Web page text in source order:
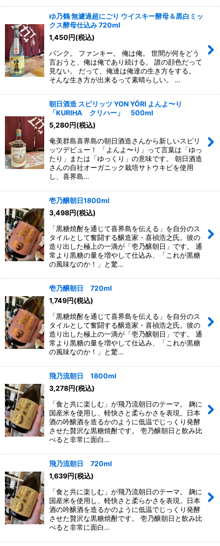
ゆ乃鶴 無濾過超にごり ウイスキー酵母＆黒白ミッ
クス酵母仕込み 720ml
1,450円(税込)
パンク。 ファンキー。 俺は俺。 世間が何をどう
言おうと、俺は俺であり続ける。 誰の顔色だって
見ない。 だって、俺達は俺達の生き方をする。
そんな生き方が出来るって素晴らしい。 …
朝日酒造 スピリッツ YON YŌRI よんよ〜り
「KURIHA クリハー」 500ml
5,280円(税込)
奄美群島喜界島の朝日酒造さんから新しいスピリ
ッツデビュー！ 「よんよ〜り」って言葉は「ゆっ
たり」または「ゆっくり」の意味です。 朝日酒造
さんの自社オーガニック栽培サトウキビを使用
し、喜界島…
壱乃醸朝日1800ml
3,498円(税込)
「黒糖焼酎を通じて喜界島を伝える」を自分のス
タイルとして奮闘する醸造家・喜禎浩之氏。彼の
造り出した極上の一滴が「壱乃醸朝日」です。 通
常より黒糖の量を増やして仕込み、「これが黒糖
の風味なのか！」と驚…
壱乃醸朝日 720ml
1,749円(税込)
「黒糖焼酎を通じて喜界島を伝える」を自分のス
タイルとして奮闘する醸造家・喜禎浩之氏。彼の
造り出した極上の一滴が「壱乃醸朝日」です。 通
常より黒糖の量を増やして仕込み、「これが黒糖
の風味なのか！」と驚…
飛乃流朝日 1800ml
3,278円(税込)
「食と共に楽しむ」が飛乃流朝日のテーマ。 麹に
国産米を使用し、軽快さと柔らかさを表現。日本
酒の吟醸酒を造るかのように低温でじっくり発酵
させた贅沢な黒糖焼酎です。 壱乃醸朝日と飲み比
べると非常に面白…
飛乃流朝日 720ml
1,639円(税込)
「食と共に楽しむ」が飛乃流朝日のテーマ。 麹に
国産米を使用し、軽快さと柔らかさを表現。日本
酒の吟醸酒を造るかのように低温でじっくり発酵
させた贅沢な黒糖焼酎です。 壱乃醸朝日と飲み比
べると非常に面白…